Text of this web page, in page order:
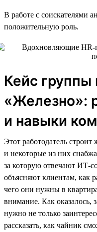
В работе с соискателями
положительную роль.
Кейс группы
«Железно»:
и навыки
Этот работодатель
и некоторые из них
за которую отвечают ИТ-
объясняют клиентам, как
чего они нужны в
внимание. Как оказалось,
нужно не только
рассказать, как чайник